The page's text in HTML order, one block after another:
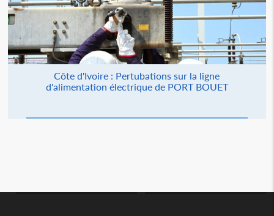
Côte d'Ivoire : Pertubations sur la ligne
d'alimentation électrique de PORT BOUET